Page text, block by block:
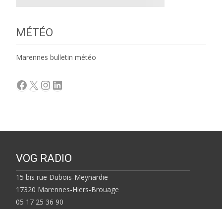
MÉTÉO
Marennes bulletin météo
Facebook
X Instagram
LinkedIn
VOG RADIO
15 bis rue Dubois-Meynardie
17320 Marennes-Hiers-Brouage
05 17 25 36 90